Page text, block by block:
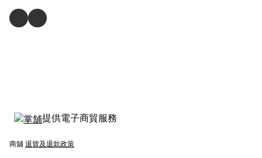
提供電子商貿服務
商舖 退貨及退款政策